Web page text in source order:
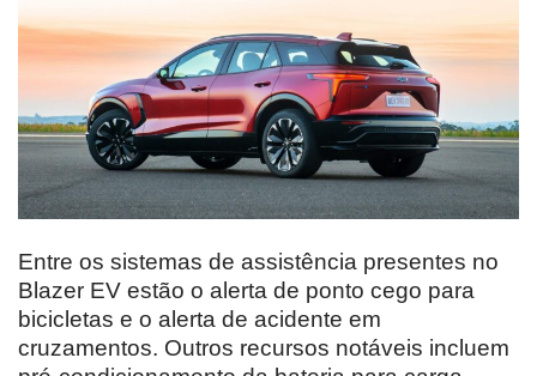
Entre os sistemas de assistência presentes no
Blazer EV estão o alerta de ponto cego para
bicicletas e o alerta de acidente em
cruzamentos. Outros recursos notáveis incluem